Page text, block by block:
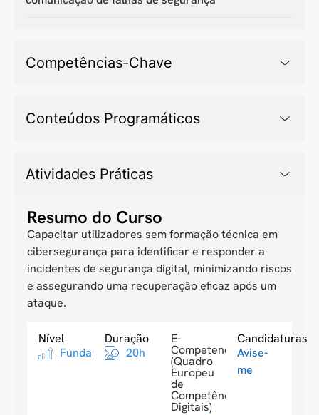
Competências-Chave
Conteúdos Programáticos
Atividades Práticas
Resumo do Curso
Capacitar utilizadores sem formação técnica em
cibersegurança para identificar e responder a
incidentes de segurança digital, minimizando riscos
e assegurando uma recuperação eficaz após um
ataque.
Nível
Fundamental
Duração
20h
E-
Competences
(Quadro
Europeu
de
Competências
Digitais)
Candidaturas
Avise-
me